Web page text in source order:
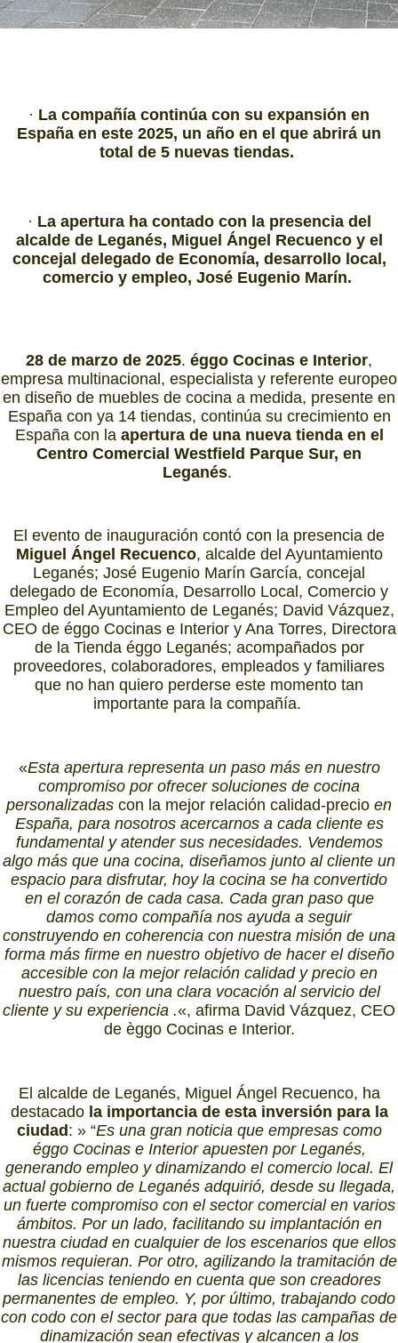
· La compañía continúa con su expansión en
España en este 2025, un año en el que abrirá un
total de 5 nuevas tiendas.
· La apertura ha contado con la presencia del
alcalde de Leganés, Miguel Ángel Recuenco y el
concejal delegado de Economía, desarrollo local,
comercio y empleo, José Eugenio Marín.
28 de marzo de 2025. éggo Cocinas e Interior,
empresa multinacional, especialista y referente europeo
en diseño de muebles de cocina a medida, presente en
España con ya 14 tiendas, continúa su crecimiento en
España con la apertura de una nueva tienda en el
Centro Comercial Westfield Parque Sur, en
Leganés.
El evento de inauguración contó con la presencia de
Miguel Ángel Recuenco, alcalde del Ayuntamiento
Leganés; José Eugenio Marín García, concejal
delegado de Economía, Desarrollo Local, Comercio y
Empleo del Ayuntamiento de Leganés; David Vázquez,
CEO de éggo Cocinas e Interior y Ana Torres, Directora
de la Tienda éggo Leganés; acompañados por
proveedores, colaboradores, empleados y familiares
que no han quiero perderse este momento tan
importante para la compañía.
«Esta apertura representa un paso más en nuestro
compromiso por ofrecer soluciones de cocina
personalizadas con la mejor relación calidad-precio en
España, para nosotros acercarnos a cada cliente es
fundamental y atender sus necesidades. Vendemos
algo más que una cocina, diseñamos junto al cliente un
espacio para disfrutar, hoy la cocina se ha convertido
en el corazón de cada casa. Cada gran paso que
damos como compañía nos ayuda a seguir
construyendo en coherencia con nuestra misión de una
forma más firme en nuestro objetivo de hacer el diseño
accesible con la mejor relación calidad y precio en
nuestro país, con una clara vocación al servicio del
cliente y su experiencia .«, afirma David Vázquez, CEO
de èggo Cocinas e Interior.
El alcalde de Leganés, Miguel Ángel Recuenco, ha
destacado la importancia de esta inversión para la
ciudad : » “Es una gran noticia que empresas como
éggo Cocinas e Interior apuesten por Leganés,
generando empleo y dinamizando el comercio local. El
actual gobierno de Leganés adquirió, desde su llegada,
un fuerte compromiso con el sector comercial en varios
ámbitos. Por un lado, facilitando su implantación en
nuestra ciudad en cualquier de los escenarios que ellos
mismos requieran. Por otro, agilizando la tramitación de
las licencias teniendo en cuenta que son creadores
permanentes de empleo. Y, por último, trabajando codo
con codo con el sector para que todas las campañas de
dinamización sean efectivas y alcancen a los